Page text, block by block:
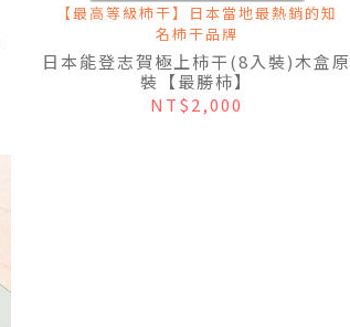
【最高等級柿干】日本當地最熱銷的知
名柿干品牌
日本能登志賀極上柿干(8入裝)木盒原
裝【最勝柿】
NT$2,000